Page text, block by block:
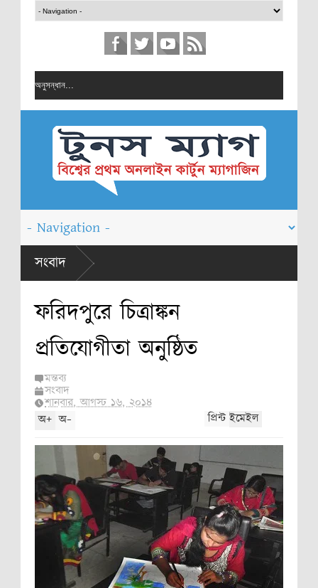
সংবাদ
চিত্রাঙ্কন
প্রতিযোগিতা
ফরিদপুরে চিত্রাঙ্কন
প্রতিযোগীতা অনুষ্ঠিত
মন্তব্য
সংবাদ
শনিবার, আগস্ট ১৬, ২০১৪
অ+ অ- ইমেইল
প্রিন্ট